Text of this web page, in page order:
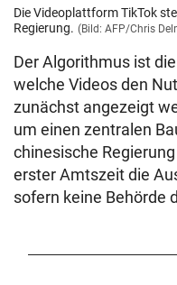
Die Videoplattform TikTok
Regierung. (Bild: AFP/Chris
Der Algorithmus ist
welche Videos den
zunächst angezeigt
um einen zentralen
chinesische
erster Amtszeit die
sofern keine Behörde